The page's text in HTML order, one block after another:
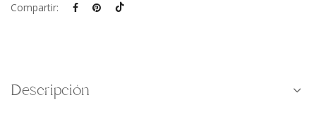
Compartir:
Descripción